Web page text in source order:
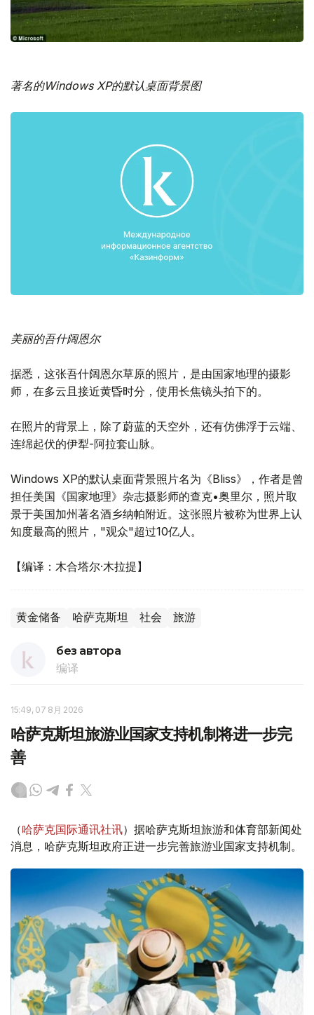
著名的Windows XP的默认桌面背景图
美丽的吾什阔恩尔
据悉，这张吾什阔恩尔草原的照片，是由国家地理的摄影
师，在多云且接近黄昏时分，使用长焦镜头拍下的。
在照片的背景上，除了蔚蓝的天空外，还有仿佛浮于云端、
连绵起伏的伊犁-阿拉套山脉。
Windows XP的默认桌面背景照片名为《Bliss》，作者是曾
担任美国《国家地理》杂志摄影师的查克•奥里尔，照片取
景于美国加州著名酒乡纳帕附近。这张照片被称为世界上认
知度最高的照片，"观众"超过10亿人。
【编译：木合塔尔·木拉提】
黄金储备 哈萨克斯坦 社会 旅游
без автора
编译
15:49, 07 8月 2026
哈萨克斯坦旅游业国家支持机制将进一步完
善
（哈萨克国际通讯社讯）据哈萨克斯坦旅游和体育部新闻处
消息，哈萨克斯坦政府正进一步完善旅游业国家支持机制。